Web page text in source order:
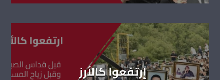
إرتفعوا كالأرز